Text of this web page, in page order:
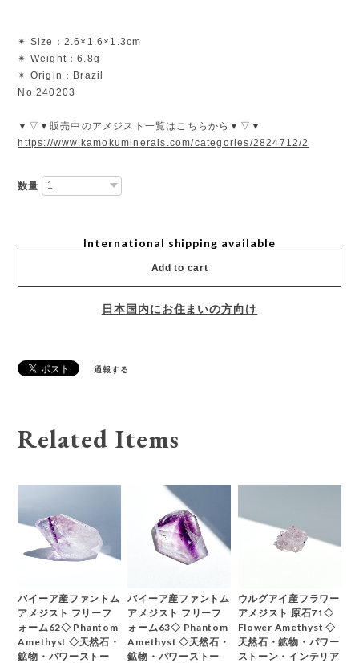
✴︎ Size：2.6×1.6×1.3cm
✴︎ Weight：6.8g
✴︎ Origin：Brazil
No.240203
▼▽▼販売中のアメジスト一覧はこちらから▼▽▼
https://www.kamokuminerals.com/categories/2824712/2
数量
International shipping available
Add to cart
日本国内にお住まいの方向け
通報する
Related Items
バイーア産ファントム
アメジスト フリーフ
ォーム62◇ Phantom
Amethyst ◇天然石・
鉱物・パワーストー
バイーア産ファントム
アメジスト フリーフ
ォーム63◇ Phantom
Amethyst ◇天然石・
鉱物・パワーストー
ウルグアイ産フラワー
アメジスト 原石71◇
Flower Amethyst ◇
天然石・鉱物・パワー
ストーン・インテリア